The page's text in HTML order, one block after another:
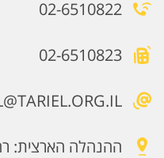
02-6510822
02-6510823
ההנהלה הארצית: רחוב הבושם